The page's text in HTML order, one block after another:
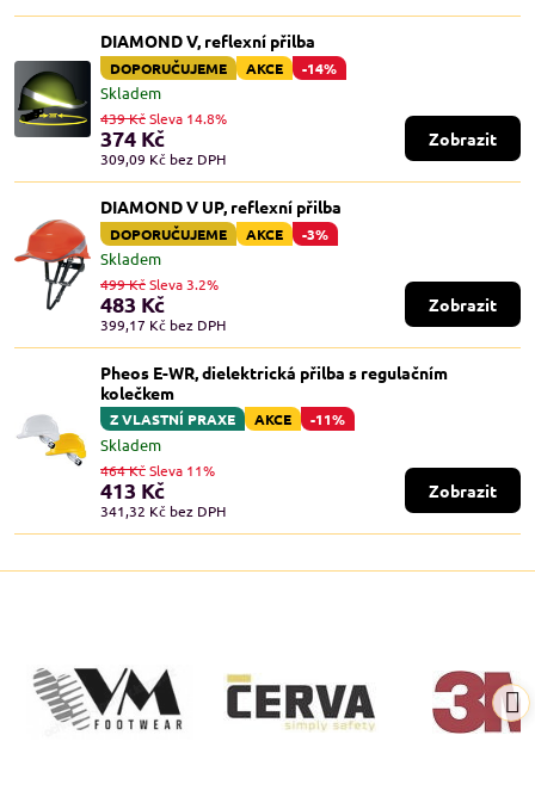
DIAMOND V, reflexní přilba
DOPORUČUJEME AKCE -14%
Skladem
374 Kč
309,09 Kč bez DPH
439 KčSleva 14.8%
Zobrazit
DIAMOND V UP, reflexní přilba
DOPORUČUJEME AKCE -3%
Skladem
483 Kč
399,17 Kč bez DPH
499 KčSleva 3.2%
Zobrazit
Pheos E-WR, dielektrická přilba s regulačním
kolečkem
Z VLASTNÍ PRAXE AKCE -11%
Skladem
413 Kč
341,32 Kč bez DPH
464 KčSleva 11%
Zobrazit